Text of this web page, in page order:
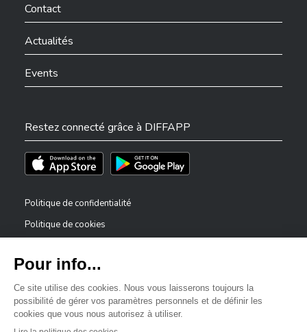
Contact
Actualités
Events
Restez connecté grâce à DIFFAPP
Téléchargez l'app sur l'App StoreTéléchargez l'app sur Play Store
Politique de confidentialité
Politique de cookies
Déclaration d’accessibilité
Dispositif de signalement — lanceurs d’alerte
Bonjour, comment puis-je vous aider ?